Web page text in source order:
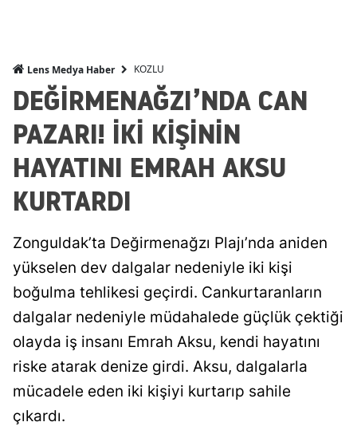
Lens Medya Haber KOZLU
DEĞİRMENAĞZI’NDA CAN
PAZARI! İKİ KİŞİNİN
HAYATINI EMRAH AKSU
KURTARDI
Zonguldak’ta Değirmenağzı Plajı’nda aniden
yükselen dev dalgalar nedeniyle iki kişi
boğulma tehlikesi geçirdi. Cankurtaranların
dalgalar nedeniyle müdahalede güçlük çektiği
olayda iş insanı Emrah Aksu, kendi hayatını
riske atarak denize girdi. Aksu, dalgalarla
mücadele eden iki kişiyi kurtarıp sahile
çıkardı.